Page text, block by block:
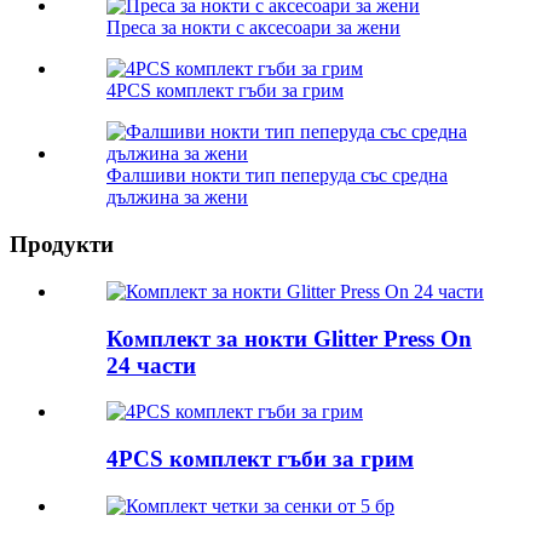
Преса за нокти с аксесоари за жени
4PCS комплект гъби за грим
Фалшиви нокти тип пеперуда със средна
дължина за жени
Продукти
Комплект за нокти Glitter Press On
24 части
4PCS комплект гъби за грим